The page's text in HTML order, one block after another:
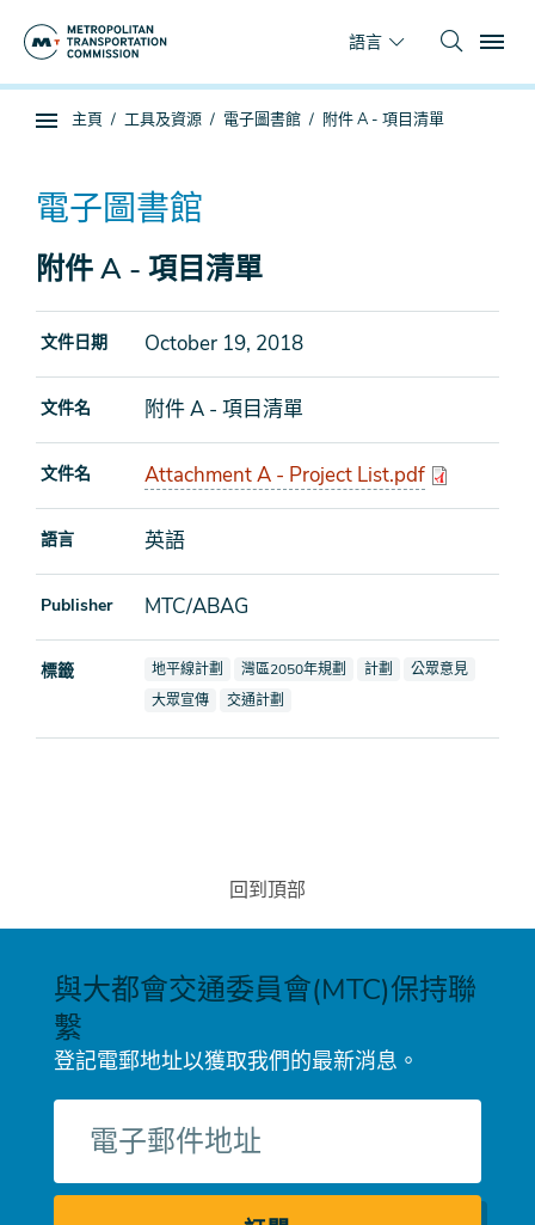
語言
子
面
導
航
你
裡
主頁 工具及資源 電子圖書館 附件 A - 項目清單
電子圖書館
附件 A - 項目清單
文件日期 October 19, 2018
文件名 附件 A - 項目清單
文件名 Attachment A - Project List.pdf
語言 英語
Publisher MTC/ABAG
標籤 查看文檔也標記為
地平線計劃 查看文檔也標記為
灣區2050年規劃 查看文檔也標記為
計劃 查看文檔也標記為
公眾意見
查看文檔也標記為
大眾宣傳 查看文檔也標記為
交通計劃
回到頂部
與大都會交通委員會(MTC)保持聯
繫
登記電郵地址以獲取我們的最新消息。
郵
件